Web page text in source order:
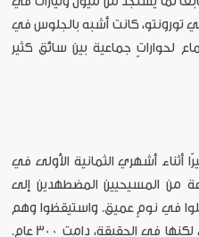
في تورونتو، كانت أشبه بالجلوس في
لحواراتٍ جماعية بين سائق كثير
أثناء أشهري الثمانية الأولى في
من المسيحيين المضطهدين إلى
في نومٍ عميق. واستيقظوا وهم
يشعرون بأنهم أخذوا قيلولة قصيرة، لكنها في الحقيقة، دامت 300 عام.